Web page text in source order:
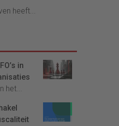
heeft...
in
het...